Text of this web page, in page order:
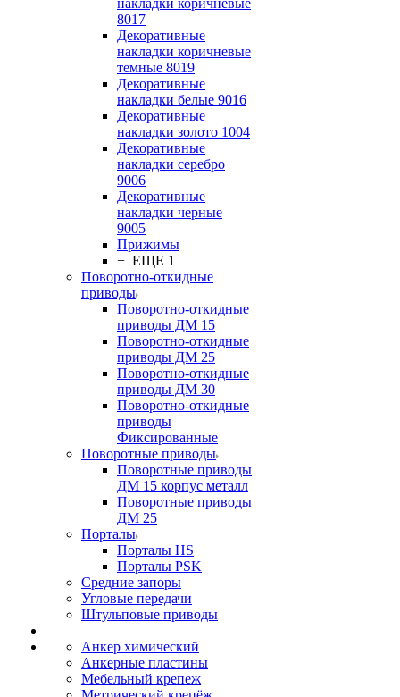
накладки коричневые
8017
Декоративные
накладки коричневые
темные 8019
Декоративные
накладки белые 9016
Декоративные
накладки золото 1004
Декоративные
накладки серебро
9006
Декоративные
накладки черные
9005
Прижимы
+ ЕЩЕ 1
Поворотно-откидные
приводы
Поворотно-откидные
приводы ДМ 15
Поворотно-откидные
приводы ДМ 25
Поворотно-откидные
приводы ДМ 30
Поворотно-откидные
приводы
Фиксированные
Поворотные приводы
Поворотные приводы
ДМ 15 корпус металл
Поворотные приводы
ДМ 25
Порталы
Порталы HS
Порталы PSK
Средние запоры
Угловые передачи
Штульповые приводы
Анкер химический
Анкерные пластины
Мебельный крепеж